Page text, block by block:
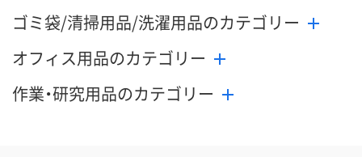
ゴミ袋/清掃用品/洗濯用品のカテゴリー
オフィス用品のカテゴリー
作業・研究用品のカテゴリー